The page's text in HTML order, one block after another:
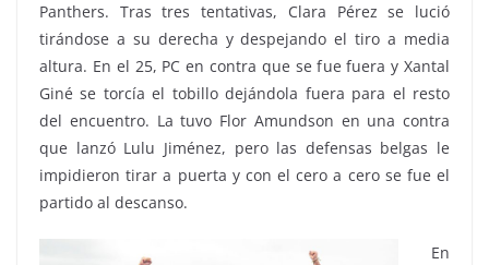
Panthers. Tras tres tentativas, Clara Pérez se lució
tirándose a su derecha y despejando el tiro a media
altura. En el 25, PC en contra que se fue fuera y Xantal
Giné se torcía el tobillo dejándola fuera para el resto
del encuentro. La tuvo Flor Amundson en una contra
que lanzó Lulu Jiménez, pero las defensas belgas le
impidieron tirar a puerta y con el cero a cero se fue el
partido al descanso.
En